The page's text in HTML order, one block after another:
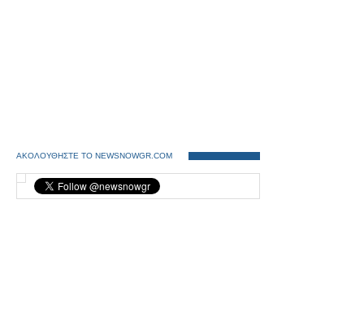
ΑΚΟΛΟΥΘΗΣΤΕ ΤΟ NEWSNOWGR.COM